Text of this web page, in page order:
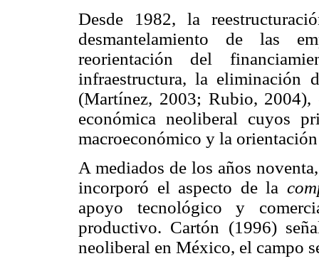
Desde 1982, la
desmantelamiento de las
reorientación del
infraestructura, la eliminación
(Martínez, 2003; Rubio, 2004),
económica neoliberal cuyos
macroeconómico y la
A mediados de los años
incorporó el aspecto de la
apoyo tecnológico y
productivo. Cartón (1996)
neoliberal en México, el campo